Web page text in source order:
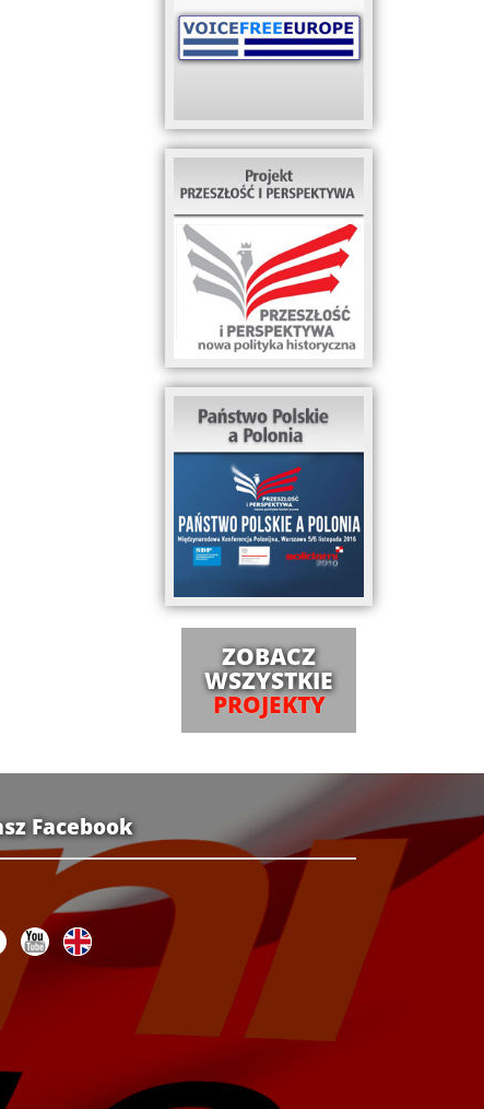
ZOBACZ
WSZYSTKIE
PROJEKTY
Facebook